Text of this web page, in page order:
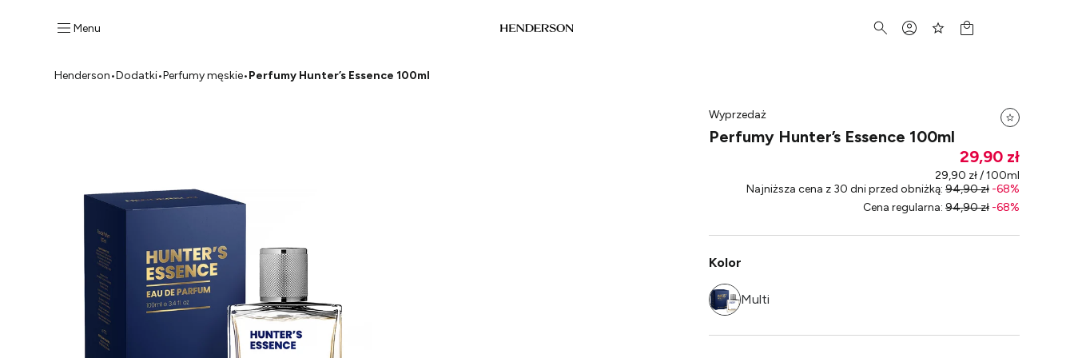
Menu
Henderson•Dodatki•Perfumy męskie•Perfumy Hunter’s Essence 100ml
Wyprzedaż
Perfumy Hunter’s Essence 100ml
29,90 zł
29,90 zł / 100ml
Najniższa cena z 30 dni przed obniżką: 94,90 zł -68%
Cena regularna: 94,90 zł -68%
Kolor
Multi